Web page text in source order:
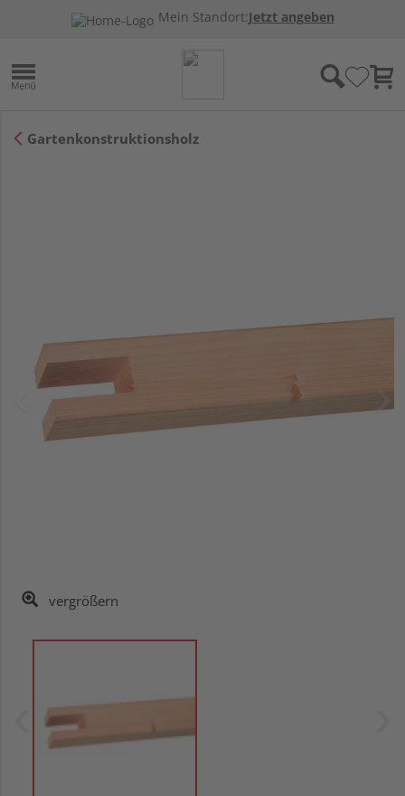
Mein Standort:Jetzt angeben
Gartenkonstruktionsholz
vergrößern